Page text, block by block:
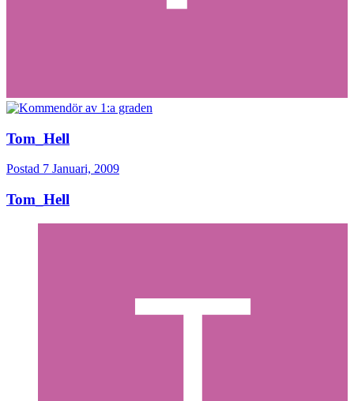
Tom_Hell
Postad 7 Januari, 2009
Tom_Hell